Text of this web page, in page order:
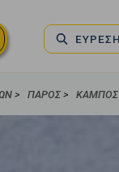
> ΠΑΡΟΣ> ΚΆΜΠΟΣ